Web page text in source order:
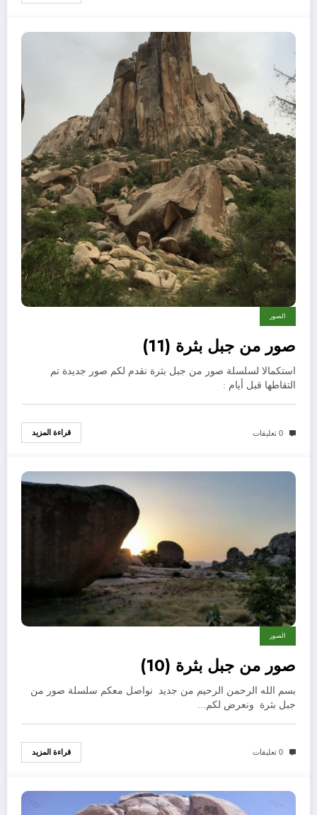
الصور
صور من جبل بثرة (11)
استكمالا لسلسلة صور من جبل بثرة نقدم لكم صور جديدة تم
التقاطها قبل أيام :
0 تعليقات قراءة المزيد
الصور
صور من جبل بثرة (10)
بسم الله الرحمن الرحيم من جديد نواصل معكم سلسلة صور من
جبل بثرة ونعرض لكم…
0 تعليقات قراءة المزيد